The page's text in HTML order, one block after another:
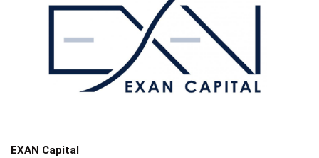
EXAN Capital